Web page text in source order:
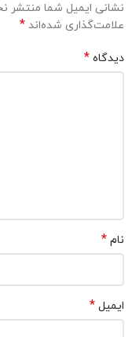
نشانی ایمیل شما منتشر
علامت‌گذاری شده‌اند *
دیدگاه *
نام *
ایمیل *